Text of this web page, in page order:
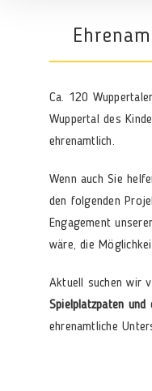
Ca. 120
Wuppertal des
ehrenamtlich.
Wenn auch Sie
den folgenden
Engagement
wäre, die
Aktuell suchen wir
Spielplatzpaten und
ehrenamtliche